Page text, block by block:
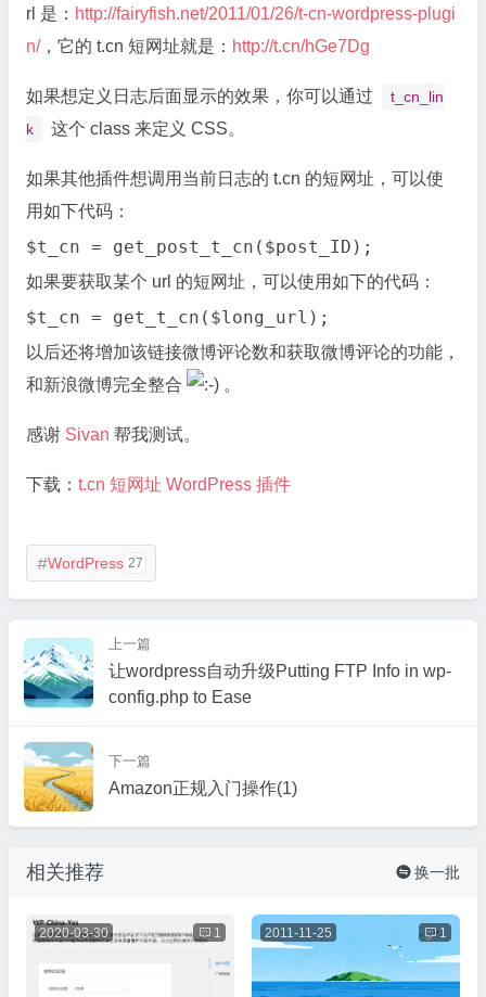
rl 是： http://fairyfish.net/2011/01/26/t-cn-wordpress-plugi
n/，它的 t.cn 短网址就是： http://t.cn/hGe7Dg
如果想定义日志后面显示的效果，你可以通过
t_cn_lin
k
这个 class 来定义 CSS。
如果其他插件想调用当前日志的 t.cn 的短网址，可以使
用如下代码：
$t_cn = get_post_t_cn($post_ID);
如果要获取某个 url 的短网址，可以使用如下的代码：
$t_cn = get_t_cn($long_url);
以后还将增加该链接微博评论数和获取微博评论的功能，
和新浪微博完全整合
。
感谢 Sivan 帮我测试。
下载： t.cn 短网址 WordPress 插件
WordPress 27
上一篇
让wordpress自动升级Putting FTP Info in wp-
config.php to Ease
下一篇
Amazon正规入门操作(1)
相关推荐  换一批
2020-03-30  1 2011-11-25  1